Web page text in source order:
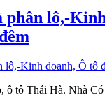
phân lô,-
ô tô Thái Hà. Nhà